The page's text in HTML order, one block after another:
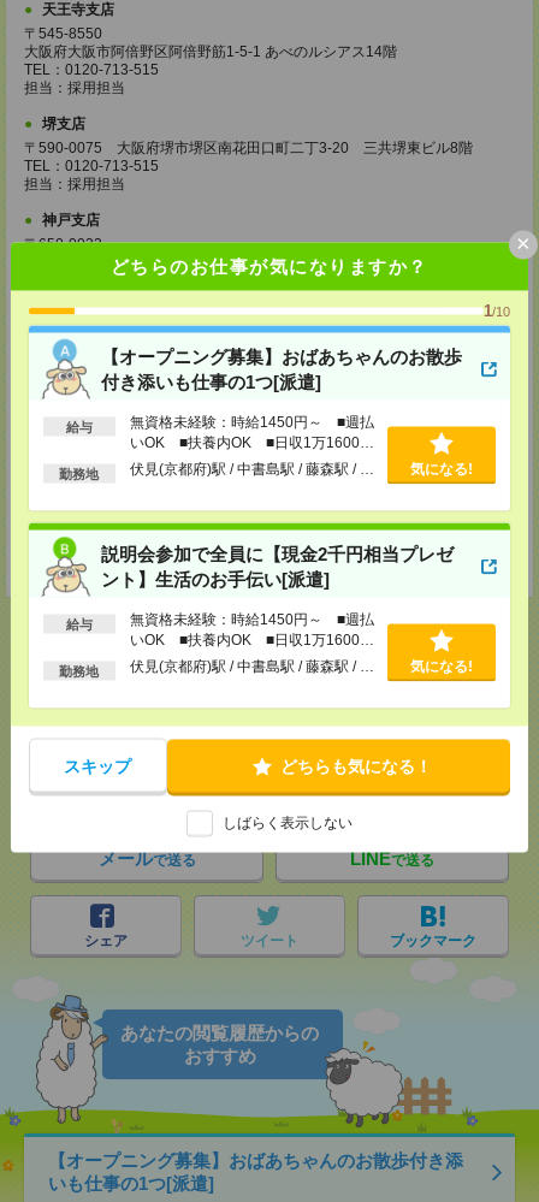
どちらのお仕事が気になりますか？
1/10
【オープニング募集】おばあちゃんのお散歩
付き添いも仕事の1つ[派遣]
給与
無資格未経験：時給1450円～ ■週払
いOK ■扶養内OK ■日収1万1600円
以上
勤務地 伏見(京都府)駅 / 中書島駅 / 藤森駅 / … 気になる!
説明会参加で全員に【現金2千円相当プレゼ
ント】生活のお手伝い[派遣]
給与
無資格未経験：時給1450円～ ■週払
いOK ■扶養内OK ■日収1万1600円
以上
勤務地 伏見(京都府)駅 / 中書島駅 / 藤森駅 / … 気になる!
スキップ どちらも気になる！
しばらく表示しない
×
天王寺支店
〒545-8550
大阪府大阪市阿倍野区阿倍野筋1-5-1 あべのルシアス14階
TEL：0120-713-515
担当：採用担当
堺支店
〒590-0075 大阪府堺市堺区南花田口町二丁3-20 三共堺東ビル8階
TEL：0120-713-515
担当：採用担当
神戸支店
〒650-0033
兵庫県神戸市中央区江戸町95 井門神戸ビル2階
TEL：0120-713-515
西宮支店
〒662-0978
兵庫県西宮市産所町４－８
村井ビル 3階
TEL：0120-713-515
姫路支店
〒670-0902
兵庫県姫路市白銀町24 みなと銀行第一生命共同ビルディング3階
TEL：0120-713-515
担当：採用担当
気になる！ 電話応募
メールで送る LINEで送る
シェア ツイート ブックマーク
あなたの閲覧履歴からの
おすすめ
【オープニング募集】おばあちゃんのお散歩付き添
いも仕事の1つ[派遣]